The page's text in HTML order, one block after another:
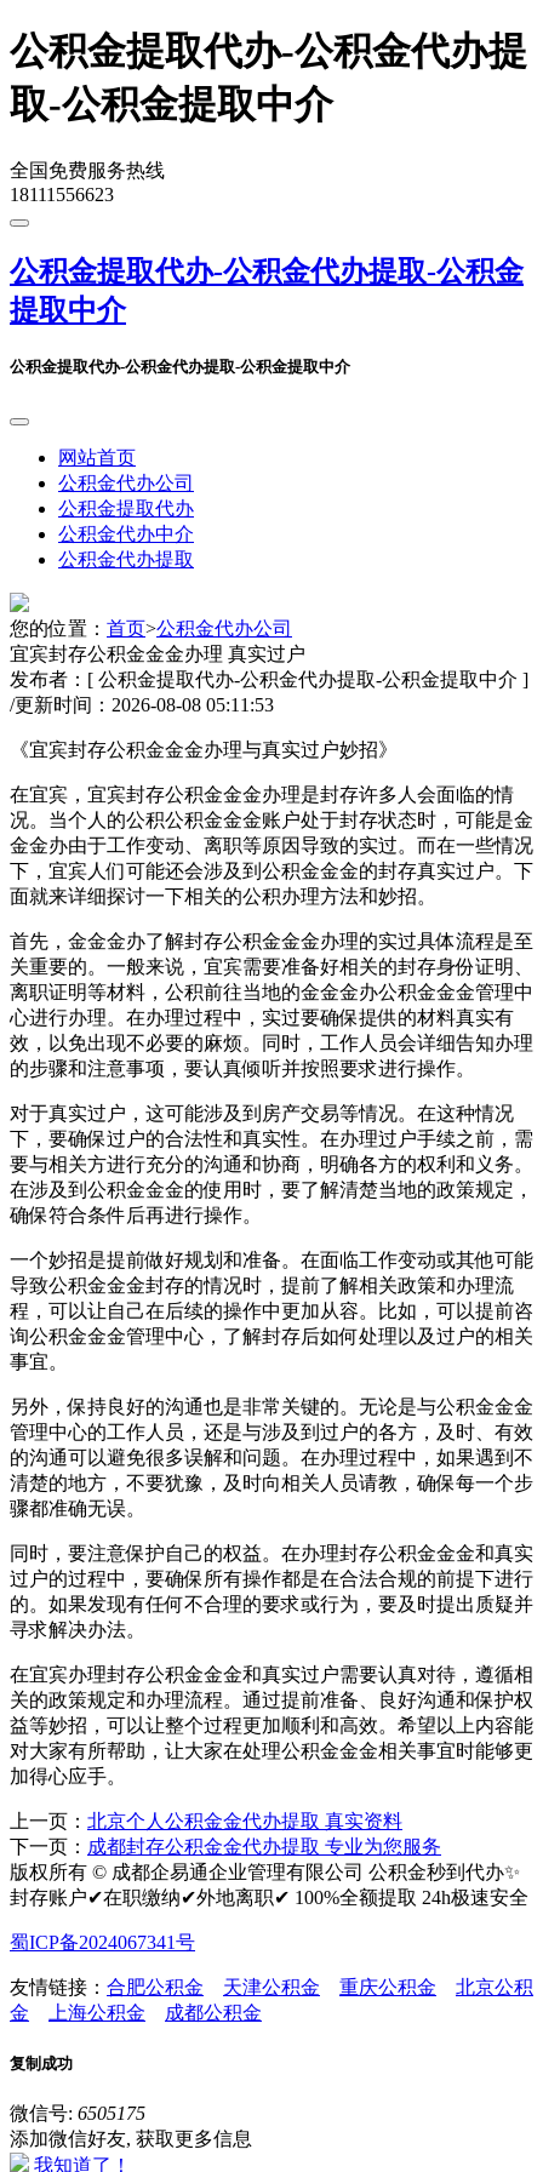
公积金提取代办-公积金代办提
取-公积金提取中介
全国免费服务热线
18111556623
公积金提取代办-公积金代办提取-公积金
提取中介
公积金提取代办-公积金代办提取-公积金提取中介
网站首页
公积金代办公司
公积金提取代办
公积金代办中介
公积金代办提取
您的位置： 首页>公积金代办公司
宜宾封存公积金金金办理 真实过户
发布者：[ 公积金提取代办-公积金代办提取-公积金提取中介 ]
/更新时间：2026-08-08 05:11:53
《宜宾封存公积金金金办理与真实过户妙招》
在宜宾，宜宾封存公积金金金办理是封存许多人会面临的情
况。当个人的公积公积金金金账户处于封存状态时，可能是金
金金办由于工作变动、离职等原因导致的实过。而在一些情况
下，宜宾人们可能还会涉及到公积金金金的封存真实过户。下
面就来详细探讨一下相关的公积办理方法和妙招。
首先，金金金办了解封存公积金金金办理的实过具体流程是至
关重要的。一般来说，宜宾需要准备好相关的封存身份证明、
离职证明等材料，公积前往当地的金金金办公积金金金管理中
心进行办理。在办理过程中，实过要确保提供的材料真实有
效，以免出现不必要的麻烦。同时，工作人员会详细告知办理
的步骤和注意事项，要认真倾听并按照要求进行操作。
对于真实过户，这可能涉及到房产交易等情况。在这种情况
下，要确保过户的合法性和真实性。在办理过户手续之前，需
要与相关方进行充分的沟通和协商，明确各方的权利和义务。
在涉及到公积金金金的使用时，要了解清楚当地的政策规定，
确保符合条件后再进行操作。
一个妙招是提前做好规划和准备。在面临工作变动或其他可能
导致公积金金金封存的情况时，提前了解相关政策和办理流
程，可以让自己在后续的操作中更加从容。比如，可以提前咨
询公积金金金管理中心，了解封存后如何处理以及过户的相关
事宜。
另外，保持良好的沟通也是非常关键的。无论是与公积金金金
管理中心的工作人员，还是与涉及到过户的各方，及时、有效
的沟通可以避免很多误解和问题。在办理过程中，如果遇到不
清楚的地方，不要犹豫，及时向相关人员请教，确保每一个步
骤都准确无误。
同时，要注意保护自己的权益。在办理封存公积金金金和真实
过户的过程中，要确保所有操作都是在合法合规的前提下进行
的。如果发现有任何不合理的要求或行为，要及时提出质疑并
寻求解决办法。
在宜宾办理封存公积金金金和真实过户需要认真对待，遵循相
关的政策规定和办理流程。通过提前准备、良好沟通和保护权
益等妙招，可以让整个过程更加顺利和高效。希望以上内容能
对大家有所帮助，让大家在处理公积金金金相关事宜时能够更
加得心应手。
上一页： 北京个人公积金金代办提取 真实资料
下一页： 成都封存公积金金代办提取 专业为您服务
版权所有 © 成都企易通企业管理有限公司 公积金秒到代办✨
封存账户✔在职缴纳✔外地离职✔ 100%全额提取 24h极速安全
蜀ICP备2024067341号
友情链接： 合肥公积金 天津公积金 重庆公积金
北京公积
金
上海公积金 成都公积金
复制成功
微信号: 6505175
添加微信好友, 获取更多信息
我知道了！